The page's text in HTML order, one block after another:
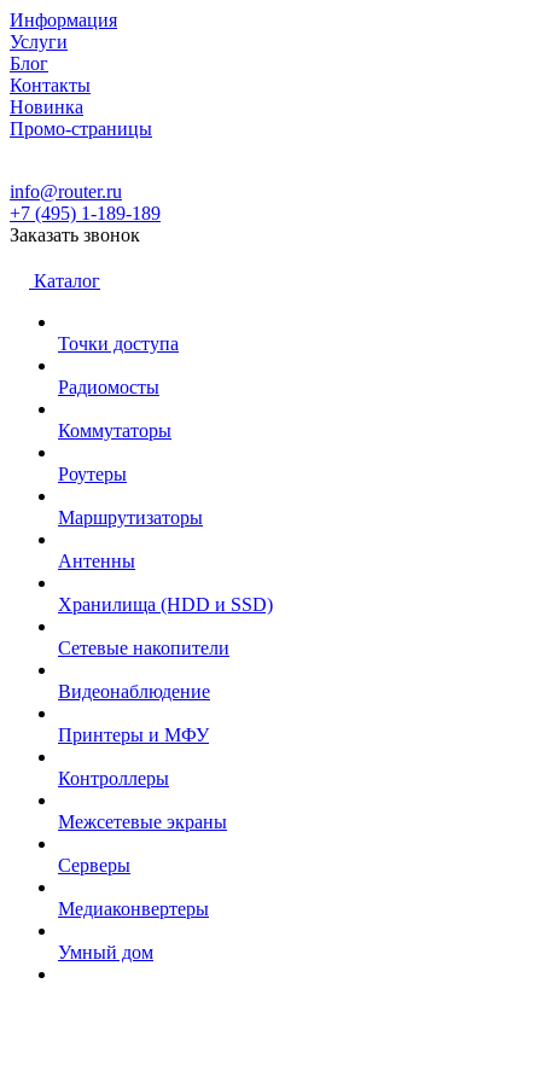
Информация
Услуги
Блог
Контакты
Новинка
Промо-страницы
info@router.ru
+7 (495) 1-189-189
Заказать звонок
Каталог
Точки доступа
Радиомосты
Коммутаторы
Роутеры
Маршрутизаторы
Антенны
Хранилища (HDD и SSD)
Сетевые накопители
Видеонаблюдение
Принтеры и МФУ
Контроллеры
Межсетевые экраны
Серверы
Медиаконвертеры
Умный дом